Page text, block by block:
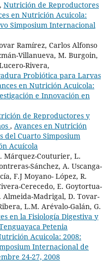
Nutrición de Reproductores
en Nutrición Acuicola:
Simposium Internacional
Ramírez, Carlos Alfonso
Villanueva, M. Burgoin,
Rivera,
Probiótica para Larvas
en Nutrición Acuicola:
e Innovación en
de Reproductores y
, Avances en Nutrición
del Cuarto Simposium
Acuícola
Márquez-Couturier, L.
Sánchez, A. Uscanga-
F.J Moyano- López, R.
Cerecedo, E. Goytortua-
Almeida-Madrigal, D. Tovar-
L.M. Arévalo-Galán, G.
en la Fisiología Digestiva y
Petenia
Acuicola: 2008:
Internacional de
24-27, 2008